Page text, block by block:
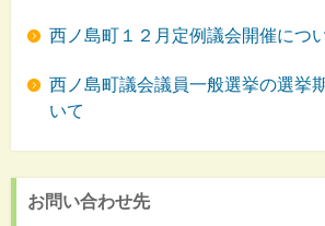
西ノ島町１２月定例議会開催につ
西ノ島町議会議員一般選挙の選挙
いて
お問い合わせ先